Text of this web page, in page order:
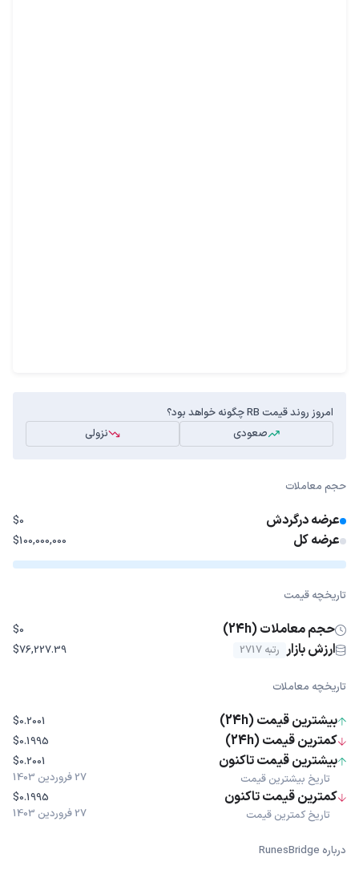
امروز روند قیمت RB چگونه خواهد بود؟
صعودی
نزولی
حجم معاملات
عرضه درگردش $0
عرضه کل $100,000,000
تاریخچه قیمت
حجم معاملات (24h) $0
ارزش بازار رتبه 2717 $76,227.39
تاریخچه معاملات
بیشترین قیمت (24h) $0.2001
کمترین قیمت (24h) $0.1995
بیشترین قیمت تاکنون
تاریخ بیشترین قیمت
$0.2001
27 فروردین 1403
کمترین قیمت تاکنون
تاریخ کمترین قیمت
$0.1995
27 فروردین 1403
درباره RunesBridge